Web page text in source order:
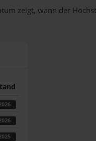
zeigt, wann der